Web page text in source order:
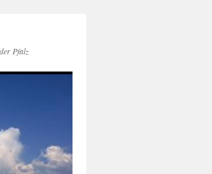
Pfalz